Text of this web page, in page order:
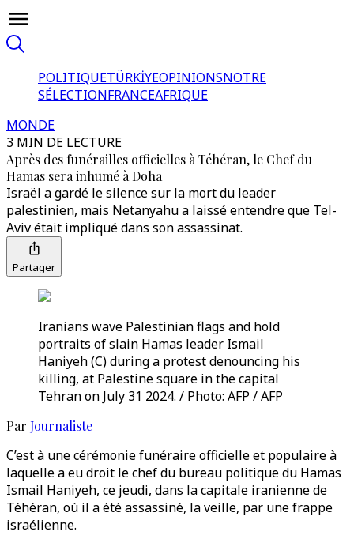
POLITIQUETÜRKİYEOPINIONSNOTRE
SÉLECTIONFRANCEAFRIQUE
MONDE
3 MIN DE LECTURE
Après des funérailles officielles à Téhéran, le Chef du
Hamas sera inhumé à Doha
Israël a gardé le silence sur la mort du leader
palestinien, mais Netanyahu a laissé entendre que Tel-
Aviv était impliqué dans son assassinat.
Partager
Iranians wave Palestinian flags and hold
portraits of slain Hamas leader Ismail
Haniyeh (C) during a protest denouncing his
killing, at Palestine square in the capital
Tehran on July 31 2024. / Photo: AFP / AFP
Par Journaliste
C’est à une cérémonie funéraire officielle et populaire à
laquelle a eu droit le chef du bureau politique du Hamas
Ismail Haniyeh, ce jeudi, dans la capitale iranienne de
Téhéran, où il a été assassiné, la veille, par une frappe
israélienne.